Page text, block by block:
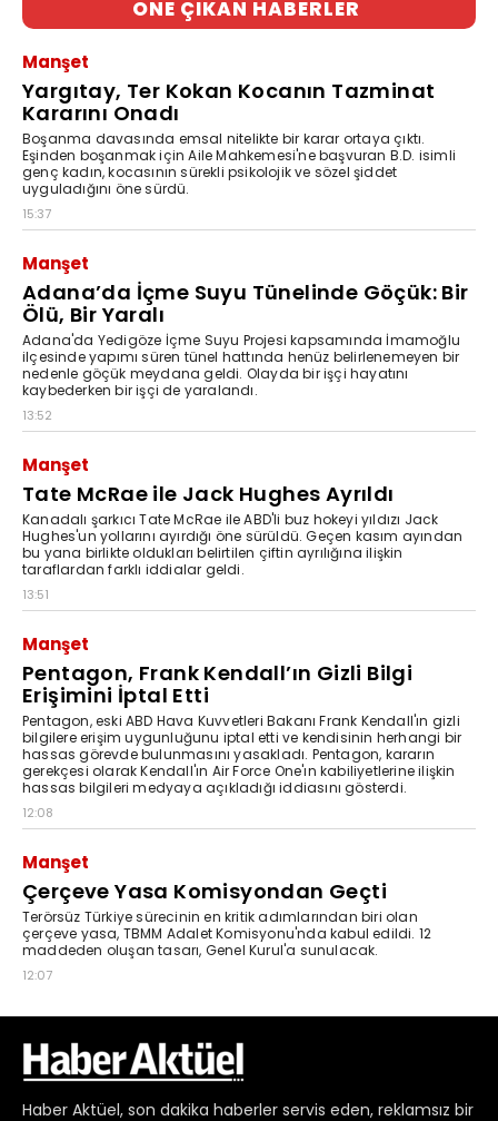
Haber Aktüel, son dakika haberler servis eden, reklamsız bir